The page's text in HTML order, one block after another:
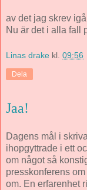
av det jag skrev
Nu är det i alla fall
Linas drake kl. 09:56
Dela
Jaa!
Dagens mål i
ihopgyttrade i ett
om något så
presskonferens
om. En erfarenhet